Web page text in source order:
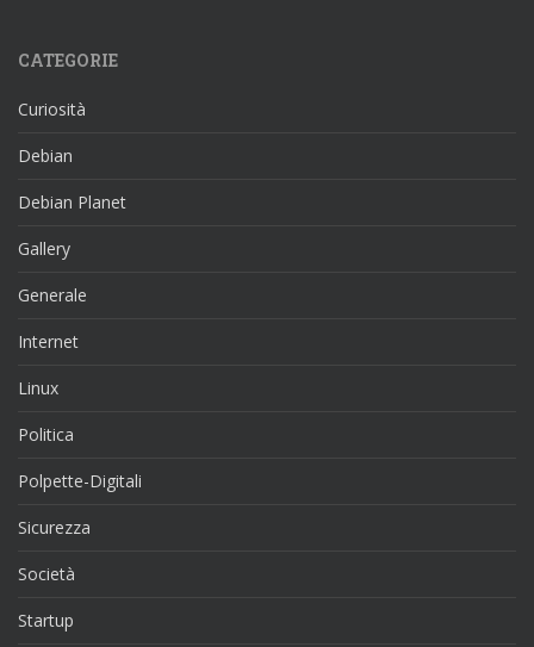
CATEGORIE
Curiosità
Debian
Debian Planet
Gallery
Generale
Internet
Linux
Politica
Polpette-Digitali
Sicurezza
Società
Startup